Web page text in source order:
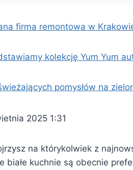
firma remontowa w
kolekcję Yum Yum
pomysłów na
2025 1:31
na którykolwiek z
białe kuchnie są obecnie